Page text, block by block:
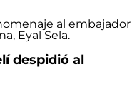
despidió al